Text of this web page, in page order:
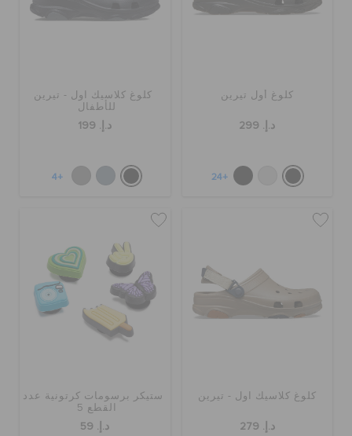
حالة الطلبية
كلوغ أول تيرين
د.إ. 299
+24
كلوغ كلاسيك اول - تيرين
للأطفال
د.إ. 199
+4
كلوغ كلاسيك اول - تيرين
د.إ. 279
ستيكر برسومات كرتونية عدد
القطع 5
د.إ. 59